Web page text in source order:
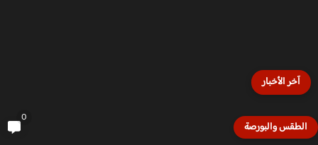
آخر الأخبار
والبورصة